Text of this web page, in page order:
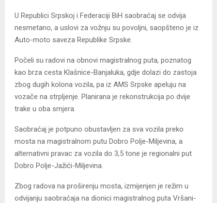
U Republici Srpskoj i Federaciji BiH saobraćaj se odvija
nesmetano, a uslovi za vožnju su povoljni, saopšteno je iz
Auto-moto saveza Republike Srpske.
Počeli su radovi na obnovi magistralnog puta, poznatog
kao brza cesta Klašnice-Banjaluka, gdje dolazi do zastoja
zbog dugih kolona vozila, pa iz AMS Srpske apeluju na
vozače na strpljenje. Planirana je rekonstrukcija po dvije
trake u oba smjera.
Saobraćaj je potpuno obustavljen za sva vozila preko
mosta na magistralnom putu Dobro Polje-Miljevina, a
alternativni pravac za vozila do 3,5 tone je regionalni put
Dobro Polje-Jažići-Miljevina.
Zbog radova na proširenju mosta, izmijenjen je režim u
odvijanju saobraćaja na dionici magistralnog puta Vršani-